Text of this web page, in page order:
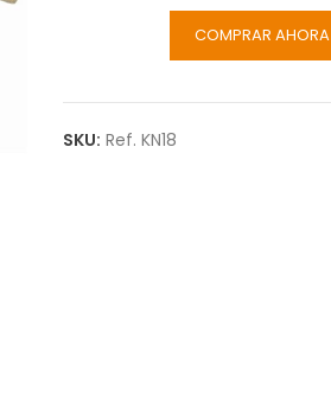
COMPRAR AHORA
SKU: Ref. KN18